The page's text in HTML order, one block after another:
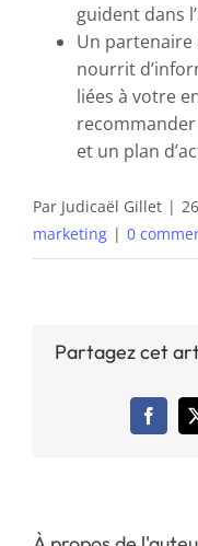
guident dans
Un
nourrit
liées à votre
et un plan
Par Judicaël Gillet |
marketing | 0
Partagez cet